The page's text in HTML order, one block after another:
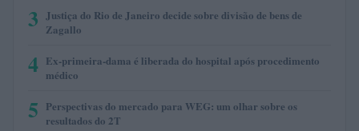
3
Justiça do Rio de Janeiro decide sobre divisão de bens de
Zagallo
4 Ex-primeira-dama é liberada do hospital após procedimento
médico
5 Perspectivas do mercado para WEG: um olhar sobre os
resultados do 2T